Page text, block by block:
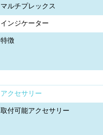
マルチプレックス
インジケーター
特徴
アクセサリー
取付可能アクセサリー